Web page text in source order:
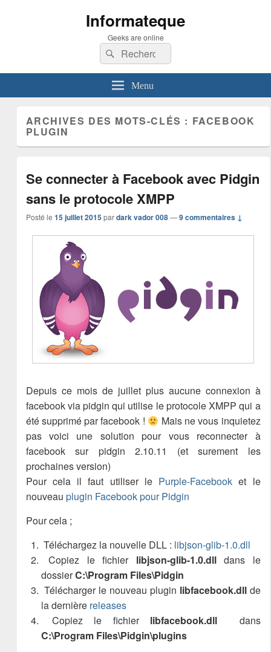
Informateque
Geeks are online
Recherche :
Rechercher
Menu
ARCHIVES DES MOTS-CLÉS : FACEBOOK
PLUGIN
Se connecter à Facebook avec Pidgin
sans le protocole XMPP
Posté le 15 juillet 2015 pardark vador 008 —9 commentaires ↓
Depuis ce mois de juillet plus aucune connexion à
facebook via pidgin qui utilise le protocole XMPP qui a
été supprimé par facebook !
Mais ne vous inquietez
pas voici une solution pour vous reconnecter à
facebook sur pidgin 2.10.11 (et surement les
prochaines version)
Pour cela il faut utiliser le Purple-Facebooket le
nouveau plugin Facebook pour Pidgin
Pour cela ;
Téléchargez la nouvelle DLL : libjson-glib-1.0.dll
Copiez le fichier libjson-glib-1.0.dlldans le
dossierC:\Program Files\Pidgin
Télécharger le nouveau plugin libfacebook.dll de
la dernière releases
Copiez le fichier libfacebook.dll
dans
C:\Program Files\Pidgin\plugins